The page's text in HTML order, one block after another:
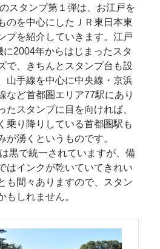
スタンプ第１弾は、お江戸を
のを中心にしたＪＲ東日本東
プを紹介していきます。江戸
に2004年からはじまったスタ
で、きちんとスタンプ台も設
山手線を中心に中央線・京浜
など首都圏エリア77駅にあり
たスタンプに目を向ければ、
乗り降りしている首都圏駅も
が湧くというものです。
黒で統一されていますが、備
はインクが乾いていてきれい
も間々ありますので、スタン
もしれません。